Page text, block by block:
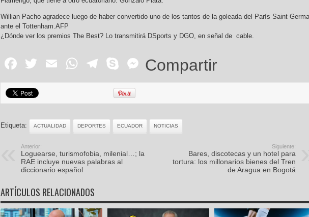
Willian Pacho agradece luego de haber convertido uno de los tantos de la goleada del París Saint
ante el Tottenham.AFP
¿Dónde ver los premios The Best? Lo transmitirá DSports y DGO, en señal de cable.
Facebook
Twitter
EmailWhatsApp
Telegram
SkypeMessenger
Compartir
Etiqueta: ACTUALIDAD DEPORTES ECUADOR NOTICIAS
Anterior:
Loguearse, turismofobia, milenial…; la
RAE incluye nuevas palabras al
diccionario español
Siguiente:
Bares, discotecas y un hotel para
tortura: los millonarios bienes del Tren
de Aragua en Bogotá
ARTÍCULOS RELACIONADOS